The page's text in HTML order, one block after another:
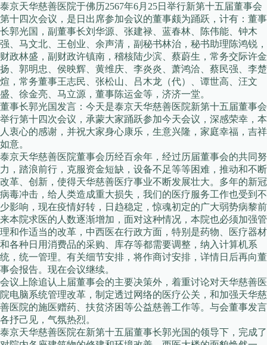
泰京天华慈善医院于佛历2567年6月25日举行新第十五届董事会
第十四次会议，是日出席参加会议的董事颇为踊跃，计有：董事
长郭光国，副董事长刘华源、张建禄、蓝春林、陈伟能、钟木
强、马文北、王创业、余声清，副秘书林治，秘书助理陈鸿锐，
财政林盛，副财政许镇南，稽核陆少滨、蔡蔚生，常务交际许金
扬、郭明忠、侯映辉、黄维庆、李炎炎、萧鸿洽、蔡民强、李楚
煊，常务董事王志民、张松山、吕木龙（代）、谭世高、汪文
盛、徐金亮、马立源，董事陈运金等，济济一堂。
董事长郭光国发言：今天是泰京天华慈善医院新第十五届董事会
举行第十四次会议，承蒙大家踊跃参加今天会议，深感荣幸，本
人衷心的感谢，并祝大家身心康乐，生意兴隆，家庭幸福，吉祥
如意。
泰京天华慈善医院董事会历经百余年，经过历届董事会的共同努
力，踏浪前行，克服资金短缺，设备不足等等困难，推动和不断
改革、创新，使得天华慈善医疗事业不断发展壮大。多年的新冠
病毒冲击，给人类造成重大损失，我们的医疗服务工作也受到不
少影响，现在疫情好转，日趋稳定，惊魂初定的广大弱势病黎前
来本院求医的人数逐渐增加，面对这种情况，本院也必须加强管
理和作适当的改革，中西医在行政方面，特别是药物、医疗器材
和各种日用消费品的采购、库存等都需要调整，纳入计算机系
统，统一管理。有关细节安排，将作商讨安排，详情日后再向董
事会报告。现在会议继续。
会议上除追认上届董事会的主要决策外，着重讨论对天华慈善医
院电脑系统管理改革，制定透过网络的医疗公关，和加强天华慈
善医院的施医赠药、扶贫济困等公益慈善工作等。与会董事发言
各抒己见，气氛热烈。
泰京天华慈善医院在新第十五届董事长郭光国的领导下，完成了